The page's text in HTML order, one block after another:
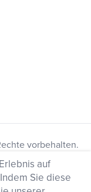
vorbehalten.
auf
Sie diese